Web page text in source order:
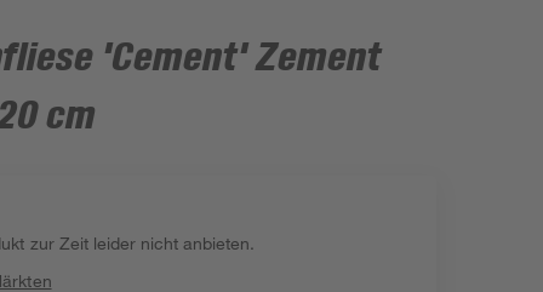
'Cement' Zement
cm
zur Zeit leider nicht anbieten.